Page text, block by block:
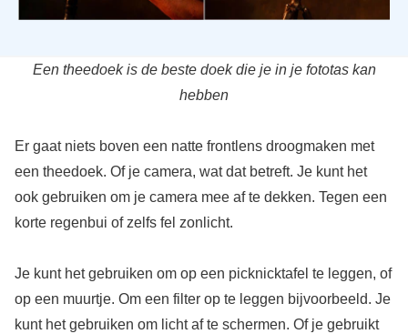
Een theedoek is de beste doek die je in je fototas kan
hebben
Er gaat niets boven een natte frontlens droogmaken met
een theedoek. Of je camera, wat dat betreft. Je kunt het
ook gebruiken om je camera mee af te dekken. Tegen een
korte regenbui of zelfs fel zonlicht.
Je kunt het gebruiken om op een picknicktafel te leggen, of
op een muurtje. Om een filter op te leggen bijvoorbeeld. Je
kunt het gebruiken om licht af te schermen. Of je gebruikt